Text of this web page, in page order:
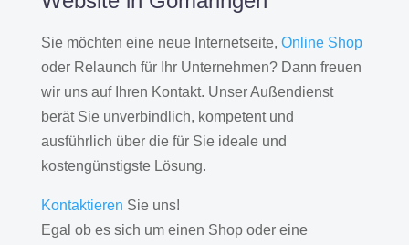
Sie möchten eine neue Internetseite, Online Shop
oder Relaunch für Ihr Unternehmen? Dann freuen
wir uns auf Ihren Kontakt. Unser Außendienst
berät Sie unverbindlich, kompetent und
ausführlich über die für Sie ideale und
kostengünstigste Lösung.
Kontaktieren Sie uns!
Egal ob es sich um einen Shop oder eine